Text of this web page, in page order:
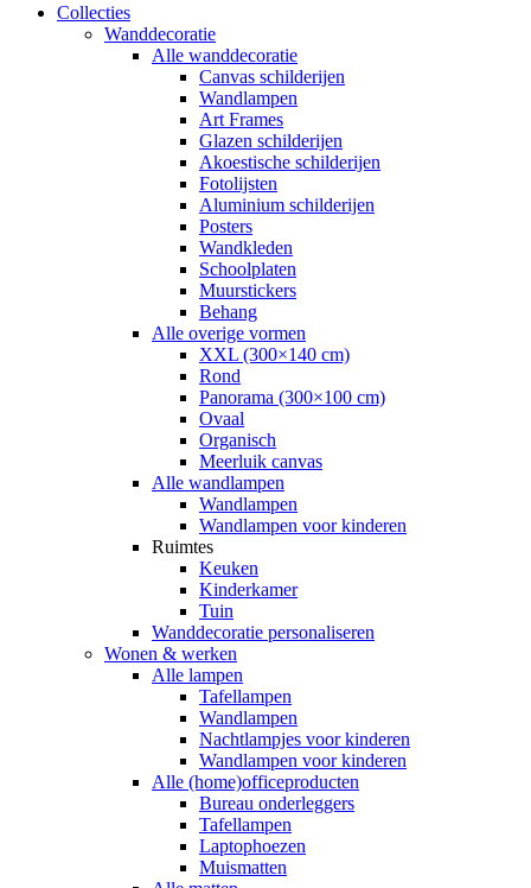
Collecties
Wanddecoratie
Alle wanddecoratie
Canvas schilderijen
Wandlampen
Art Frames
Glazen schilderijen
Akoestische schilderijen
Fotolijsten
Aluminium schilderijen
Posters
Wandkleden
Schoolplaten
Muurstickers
Behang
Alle overige vormen
XXL (300×140 cm)
Rond
Panorama (300×100 cm)
Ovaal
Organisch
Meerluik canvas
Alle wandlampen
Wandlampen
Wandlampen voor kinderen
Ruimtes
Keuken
Kinderkamer
Tuin
Wanddecoratie personaliseren
Wonen & werken
Alle lampen
Tafellampen
Wandlampen
Nachtlampjes voor kinderen
Wandlampen voor kinderen
Alle (home)officeproducten
Bureau onderleggers
Tafellampen
Laptophoezen
Muismatten